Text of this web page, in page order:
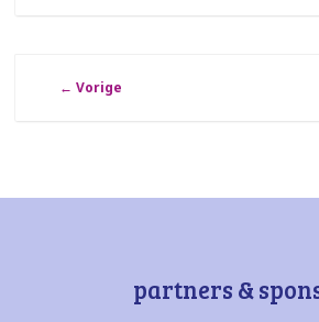
← Vorige
partners &